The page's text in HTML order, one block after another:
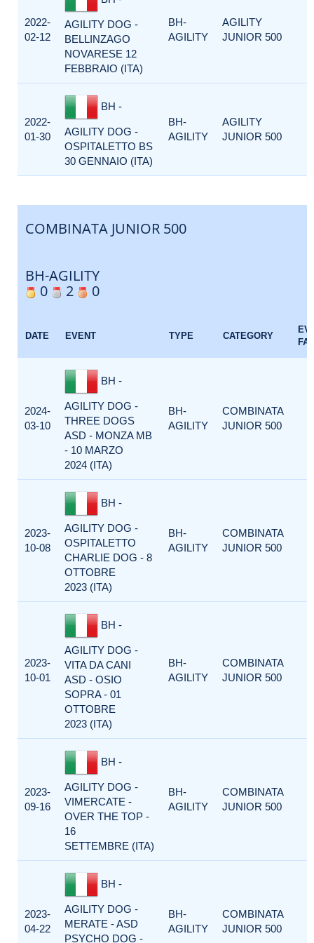
2022-
02-12
AGILITY DOG -
BELLINZAGO
NOVARESE 12
FEBBRAIO (ITA)
BH-
AGILITY
AGILITY
JUNIOR 500
2022-
01-30
BH -
AGILITY DOG -
OSPITALETTO BS
30 GENNAIO (ITA)
BH-
AGILITY
AGILITY
JUNIOR 500
COMBINATA JUNIOR 500
BH-AGILITY
0
2 0
DATE EVENT TYPE CATEGORY
2024-
03-10
BH -
AGILITY DOG -
THREE DOGS
ASD - MONZA MB
- 10 MARZO
2024 (ITA)
BH-
AGILITY
COMBINATA
JUNIOR 500
2023-
10-08
BH -
AGILITY DOG -
OSPITALETTO
CHARLIE DOG - 8
OTTOBRE
2023 (ITA)
BH-
AGILITY
COMBINATA
JUNIOR 500
2023-
10-01
BH -
AGILITY DOG -
VITA DA CANI
ASD - OSIO
SOPRA - 01
OTTOBRE
2023 (ITA)
BH-
AGILITY
COMBINATA
JUNIOR 500
2023-
09-16
BH -
AGILITY DOG -
VIMERCATE -
OVER THE TOP -
16
SETTEMBRE (ITA)
BH-
AGILITY
COMBINATA
JUNIOR 500
2023-
04-22
BH -
AGILITY DOG -
MERATE - ASD
PSYCHO DOG -
BH-
AGILITY
COMBINATA
JUNIOR 500